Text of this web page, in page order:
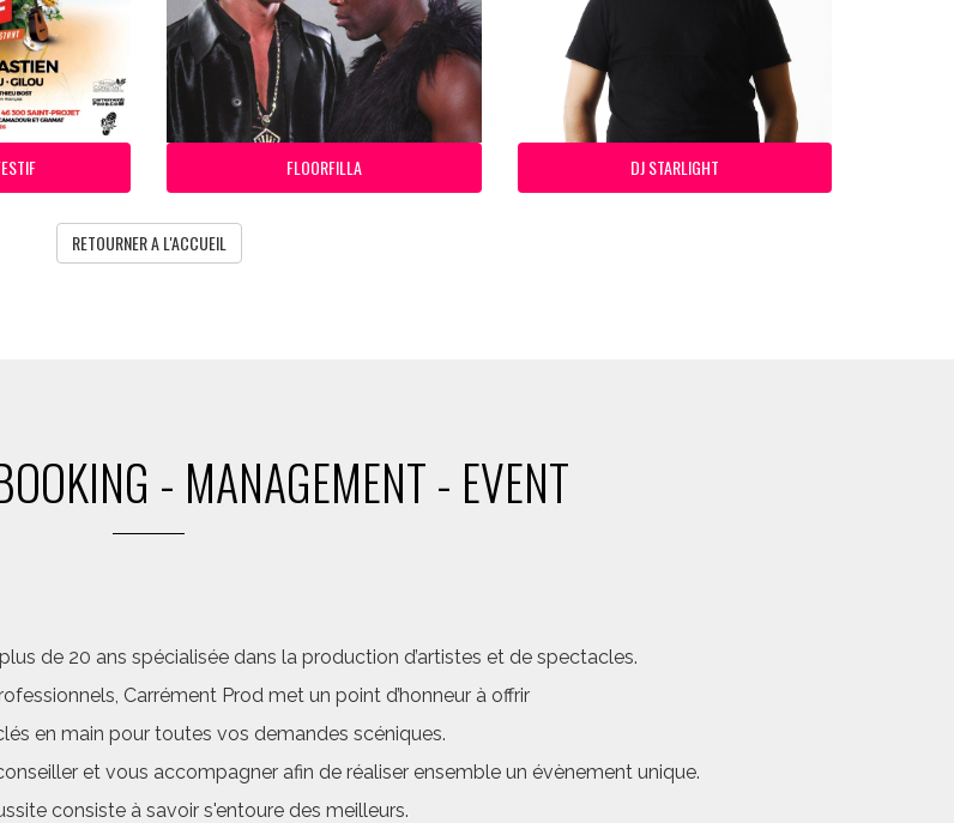
FLOORFILLA DJ STARLIGHT
RETOURNER A L'ACCUEIL
- MANAGEMENT - EVENT
de 20 ans spécialisée dans la production d’artistes et de spectacles.
Carrément Prod met un point d’honneur à offrir
en main pour toutes vos demandes scéniques.
et vous accompagner afin de réaliser ensemble un évènement unique.
consiste à savoir s'entoure des meilleurs.